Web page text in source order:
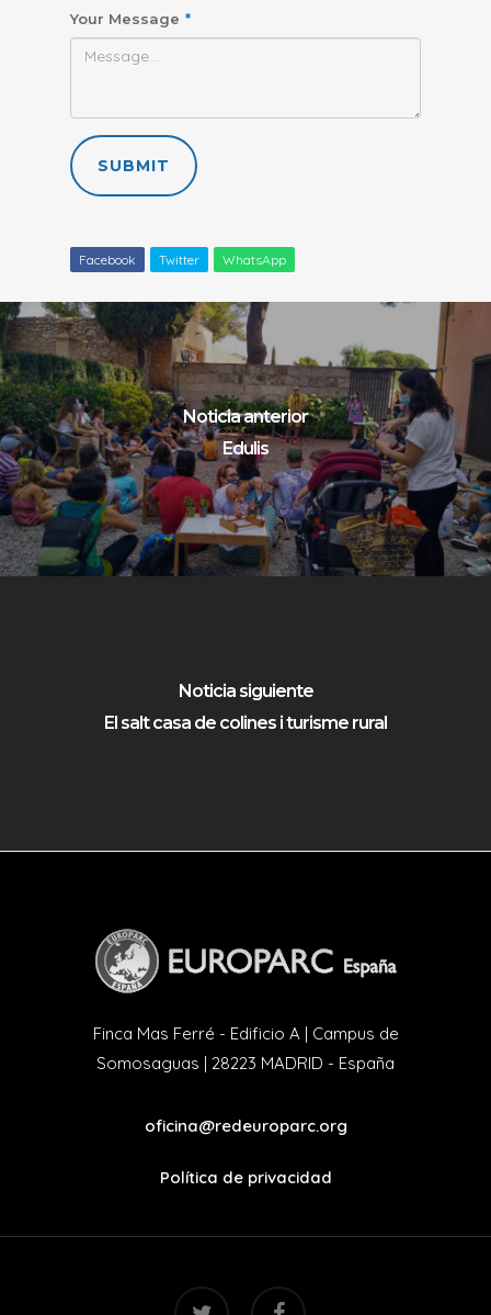
Your Message *
SUBMIT
Facebook Twitter WhatsApp
Noticia anterior
Edulis
Noticia siguiente
El salt casa de colines i turisme rural
Finca Mas Ferré - Edificio A | Campus de
Somosaguas | 28223 MADRID - España
oficina@redeuroparc.org
Política de privacidad
twitter facebook